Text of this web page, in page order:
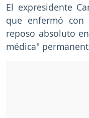
El expresidente
que enfermó con
reposo absoluto
médica"